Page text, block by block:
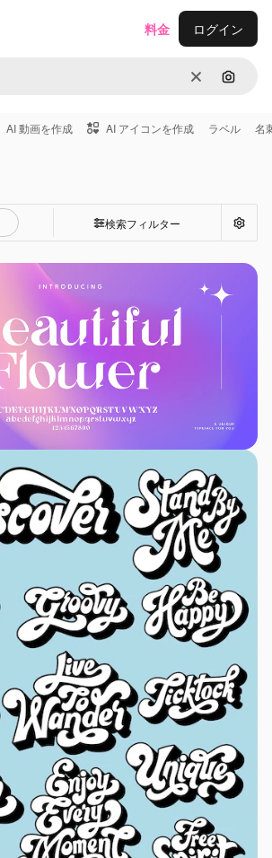
消去 画像で
料金 ログイン
AI 動画を作成 AI アイコンを作成 ラベル 名
検索フィルター